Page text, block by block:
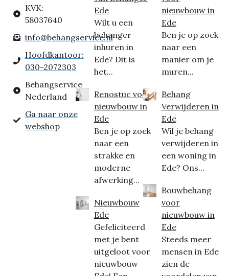
KVK:
58037640
info@behangservice.nl
Hoofdkantoor:
030-2072303
Behangservice
Nederland
Ga naar onze
webshop
Ede
Wilt u een
behanger
inhuren in
Ede? Dit is
het...
Renostuc voor
nieuwbouw in
Ede
Ben je op zoek
naar een
strakke en
moderne
afwerking...
Nieuwbouw
Ede
Gefeliciteerd
met je bent
uitgeloot voor
nieuwbouw
nieuwbouw in
Ede
Ben je op zoek
naar een
manier om je
muren...
Behang
Verwijderen in
Ede
Wil je behang
verwijderen in
een woning in
Ede? Ons...
Bouwbehang
voor
nieuwbouw in
Ede
Steeds meer
mensen in Ede
zien de